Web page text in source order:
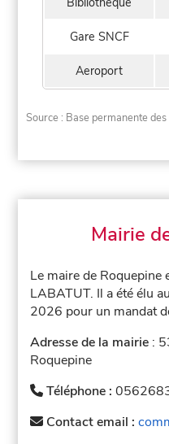
Gare SNCF
Aeroport
Source : Base permanente
Mairie
Le maire de Roquepine
LABATUT. Il a été élu
2026 pour un mandat
Adresse de la mairie :
Roquepine
Téléphone :
Contact email :